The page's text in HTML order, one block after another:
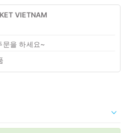
VIETNAM
을 하세요~